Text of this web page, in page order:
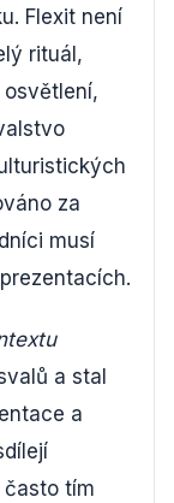
Flexit není
rituál,
za
musí
a stal
a
tím